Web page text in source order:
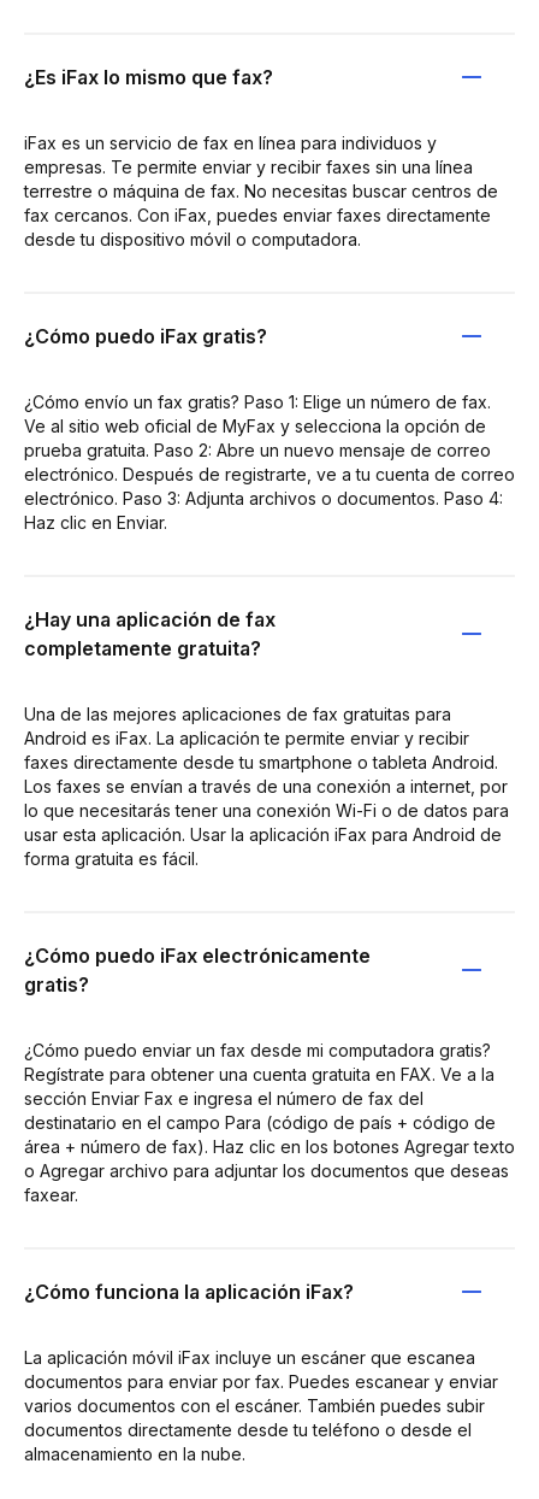
¿Es iFax lo mismo que fax?
iFax es un servicio de fax en línea para individuos y
empresas. Te permite enviar y recibir faxes sin una línea
terrestre o máquina de fax. No necesitas buscar centros de
fax cercanos. Con iFax, puedes enviar faxes directamente
desde tu dispositivo móvil o computadora.
¿Cómo puedo iFax gratis?
¿Cómo envío un fax gratis? Paso 1: Elige un número de fax.
Ve al sitio web oficial de MyFax y selecciona la opción de
prueba gratuita. Paso 2: Abre un nuevo mensaje de correo
electrónico. Después de registrarte, ve a tu cuenta de correo
electrónico. Paso 3: Adjunta archivos o documentos. Paso 4:
Haz clic en Enviar.
¿Hay una aplicación de fax
completamente gratuita?
Una de las mejores aplicaciones de fax gratuitas para
Android es iFax. La aplicación te permite enviar y recibir
faxes directamente desde tu smartphone o tableta Android.
Los faxes se envían a través de una conexión a internet, por
lo que necesitarás tener una conexión Wi-Fi o de datos para
usar esta aplicación. Usar la aplicación iFax para Android de
forma gratuita es fácil.
¿Cómo puedo iFax electrónicamente
gratis?
¿Cómo puedo enviar un fax desde mi computadora gratis?
Regístrate para obtener una cuenta gratuita en FAX. Ve a la
sección Enviar Fax e ingresa el número de fax del
destinatario en el campo Para (código de país + código de
área + número de fax). Haz clic en los botones Agregar texto
o Agregar archivo para adjuntar los documentos que deseas
faxear.
¿Cómo funciona la aplicación iFax?
La aplicación móvil iFax incluye un escáner que escanea
documentos para enviar por fax. Puedes escanear y enviar
varios documentos con el escáner. También puedes subir
documentos directamente desde tu teléfono o desde el
almacenamiento en la nube.